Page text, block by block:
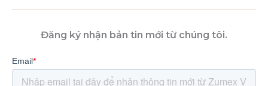
Đăng ký nhận bản tin mới từ chúng tôi.